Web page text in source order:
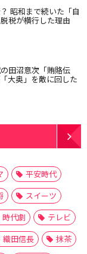
昭和まで続いた「自
税が横行した理由
田沼意次「賄賂伝
大奥」を敵に回した
平安時代
スイーツ
時代劇
テレビ
織田信長
抹茶